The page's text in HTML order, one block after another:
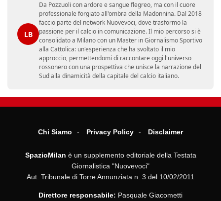
LB
Da Pozzuoli con ardore e sangue flegreo, ma con il cuore
professionale forgiato all'ombra della Madonnina. Dal 2018
faccio parte del network Nuovevoci, dove trasformo la
passione per il calcio in comunicazione. Il mio percorso si è
consolidato a Milano con un Master in Giornalismo Sportivo
alla Cattolica: un'esperienza che ha svoltato il mio
approccio, permettendomi di raccontare oggi l'universo
rossonero con una prospettiva che unisce la narrazione del
Sud alla dinamicità della capitale del calcio italiano.
Chi Siamo Privacy Policy Disclaimer
SpazioMilan è un supplemento editoriale della Testata
Giornalistica "Nuovevoci"
Aut. Tribunale di Torre Annunziata n. 3 del 10/02/2011
Direttore responsabile: Pasquale Giacometti